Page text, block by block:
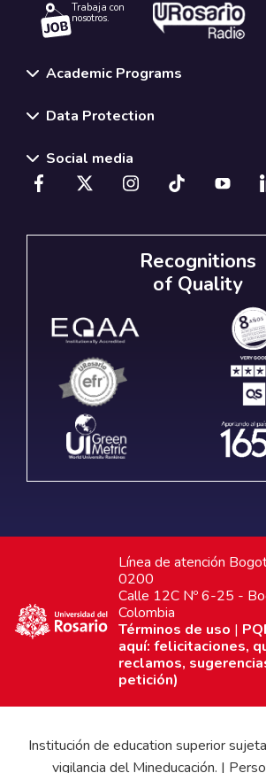
Trabaja con
nosotros.
Academic Programs
Data Protection
Social media
Recognitions
of Quality
Línea de atención
0200
Calle 12C Nº 6-25 -
Colombia
Términos de uso |
aquí: felicitaciones,
reclamos,
petición)
Institución de education superior
vigilancia del Mineducación. |